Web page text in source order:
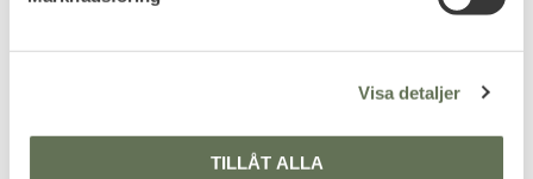
Visa detaljer
TILLÅT ALLA
AM-GAGL Glock
Blaster 3300 kulor
Passar låg effekt & fjäderdrivna
Airsoft replikor.
143KR